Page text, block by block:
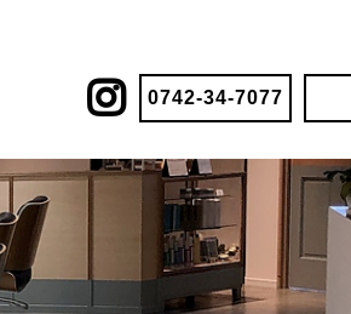
0742-34-7077